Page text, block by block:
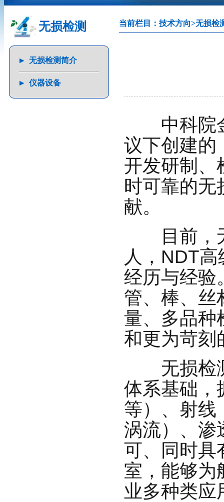
无损检测
无损检测简介
仪器设备
当前栏目： 技术方向>无损检
中科院金
议下创建的
开发研制、
时可靠的无
献。
目前，无
人，NDT
经历与经验
管、棒、丝
量、多品种
和更为苛刻
无损检测
体系基础，
等）、射线
涡流）、渗
可、同时具
室，能够为
业多种类应